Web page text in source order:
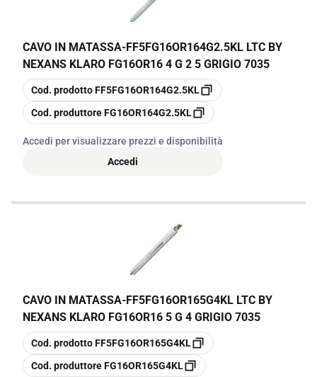
CAVO IN MATASSA-FF5FG16OR164G2.5KL LTC BY
NEXANS KLARO FG16OR16 4 G 2 5 GRIGIO 7035
copia
Cod. prodottoFF5FG16OR164G2.5KL
copia
Cod. produttoreFG16OR164G2.5KL
Accedi per visualizzare prezzi e disponibilità
Accedi
CAVO IN MATASSA-FF5FG16OR165G4KL LTC BY
NEXANS KLARO FG16OR16 5 G 4 GRIGIO 7035
copia
Cod. prodottoFF5FG16OR165G4KL
copia
Cod. produttoreFG16OR165G4KL